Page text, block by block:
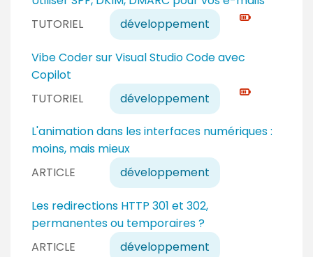
u
o
n
f
r
m
é
TUTORIEL développement
i
e
a
e
p
e
r
TUTORIEL développement
Vibe Coder sur Visual Studio Code avec
Copilot
N
i
v
a
u
x
e
r
t
ARTICLE développement
L'animation dans les interfaces numériques :
moins, mais mieux
ARTICLE développement
Les redirections HTTP 301 et 302,
permanentes ou temporaires ?